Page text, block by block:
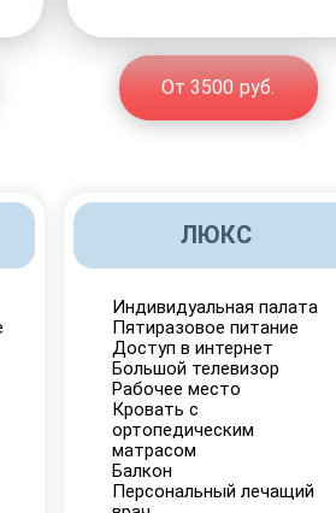
От 3500 руб.
ЛЮКС
Индивидуальная палата
Пятиразовое питание
Доступ в интернет
Большой телевизор
Рабочее место
Кровать с
ортопедическим
матрасом
Балкон
Персональный лечащий